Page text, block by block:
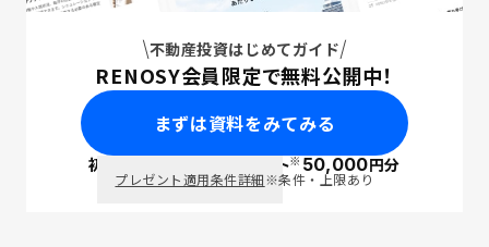
不動産投資はじめてガイド
RENOSY会員限定で無料公開中！
まずは資料をみてみる
初回面談で ポイント※50,000円分
プレゼント適用条件詳細※条件・上限あり